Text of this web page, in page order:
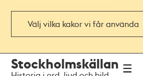
Välj vilka kakor vi får använda
navigationen
huvudinnehållet
Stockholmskällan